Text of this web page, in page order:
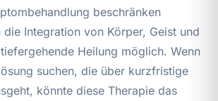
beschränken
Integration von Körper, Geist und
Heilung möglich. Wenn
suchen, die über kurzfristige
könnte diese Therapie das